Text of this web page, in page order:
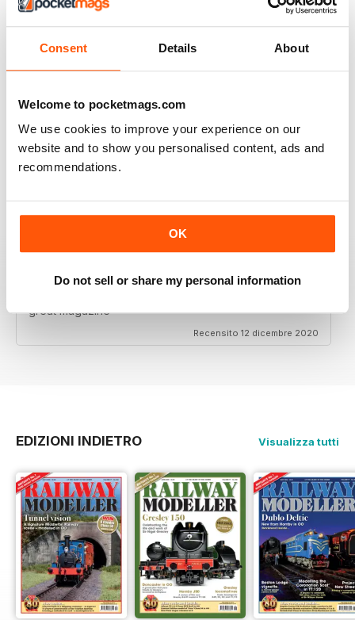
Consent Details About
Welcome to pocketmags.com
We use cookies to improve your experience on our
website and to show you personalised content, ads and
recommendations.
OK
Do not sell or share my personal information
I really enjoy reading the magazine, especially as we
are all in lock down now.
Recensito 11 febbraio 2021
RAILWAY MODELLER
Good range of articles on model railway layouts,
information on new products and articles on how to
Recensito 26 gennaio 2021
RAILWAY MODELLER
great magazine
Recensito 12 dicembre 2020
EDIZIONI INDIETRO Visualizza tutti